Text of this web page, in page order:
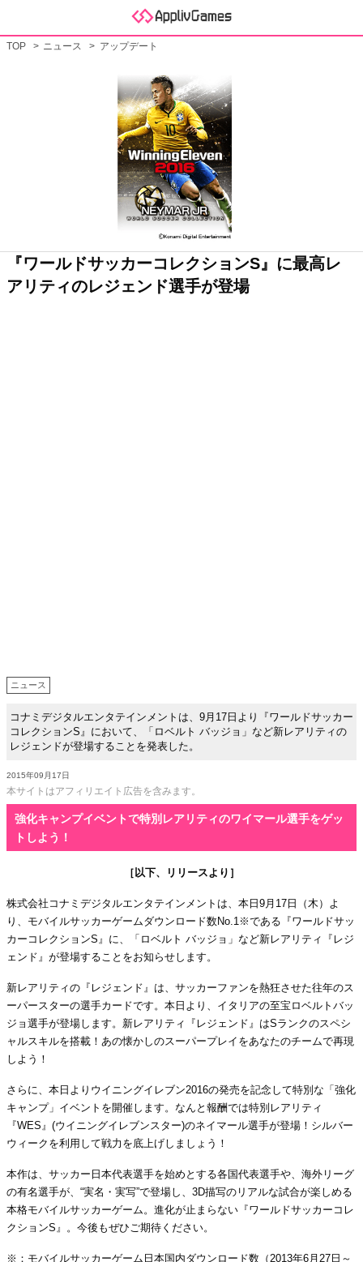
TOP ニュース アップデート
『ワールドサッカーコレクションS』に最高レ
アリティのレジェンド選手が登場
ニュース
コナミデジタルエンタテインメントは、9月17日より『ワールドサッカー
コレクションS』において、「ロベルト バッジョ」など新レアリティの
レジェンドが登場することを発表した。
2015年09月17日
本サイトはアフィリエイト広告を含みます。
強化キャンプイベントで特別レアリティのワイマール選手をゲッ
トしよう！
［以下、リリースより］
株式会社コナミデジタルエンタテインメントは、本日9月17日（木）よ
り、モバイルサッカーゲームダウンロード数No.1※である『ワールドサッ
カーコレクションS』に、「ロベルト バッジョ」など新レアリティ『レジ
ェンド』が登場することをお知らせします。
新レアリティの『レジェンド』は、サッカーファンを熱狂させた往年のス
ーパースターの選手カードです。本日より、イタリアの至宝ロベルトバッ
ジョ選手が登場します。新レアリティ『レジェンド』はSランクのスペシ
ャルスキルを搭載！あの懐かしのスーパープレイをあなたのチームで再現
しよう！
さらに、本日よりウイニングイレブン2016の発売を記念して特別な「強化
キャンプ」イベントを開催します。なんと報酬では特別レアリティ
『WES』(ウイニングイレブンスター)のネイマール選手が登場！シルバー
ウィークを利用して戦力を底上げしましょう！
本作は、サッカー日本代表選手を始めとする各国代表選手や、海外リーグ
の有名選手が、“実名・実写”で登場し、3D描写のリアルな試合が楽しめる
本格モバイルサッカーゲーム。進化が止まらない『ワールドサッカーコレ
クションS』。今後もぜひご期待ください。
※：モバイルサッカーゲーム日本国内ダウンロード数（2013年6月27日～